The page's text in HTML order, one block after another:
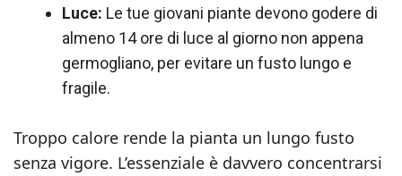
Luce: Le tue giovani piante devono godere di
almeno 14 ore di luce al giorno non appena
germogliano, per evitare un fusto lungo e
fragile.
Troppo calore rende la pianta un lungo fusto
senza vigore. L’essenziale è davvero concentrarsi